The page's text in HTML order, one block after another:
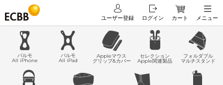
ユーザー登録 ログイン カート メニュー
パルモ
All iPhone
パルモ
All iPad
Appleマウス
グリップ&カバー
セレクション
Apple関連製品
フォルダブル
マルチスタンド